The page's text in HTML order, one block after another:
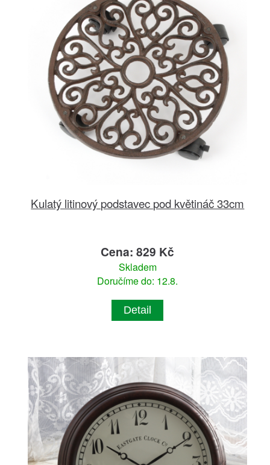
Kulatý litinový podstavec pod květináč 33cm
Cena: 829 Kč
Skladem
Doručíme do: 12.8.
Detail